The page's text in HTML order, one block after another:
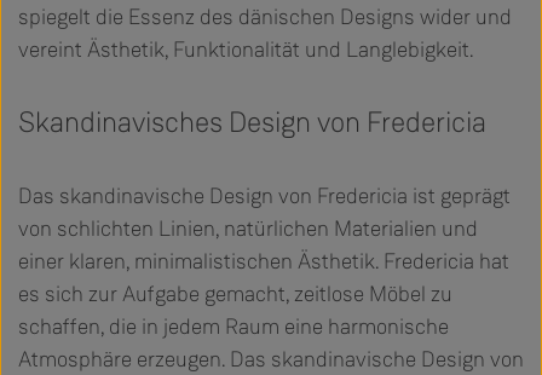
spiegelt die Essenz des dänischen Designs wider und
vereint Ästhetik, Funktionalität und Langlebigkeit.
Skandinavisches Design von Fredericia
Das skandinavische Design von Fredericia ist geprägt
von schlichten Linien, natürlichen Materialien und
einer klaren, minimalistischen Ästhetik. Fredericia hat
es sich zur Aufgabe gemacht, zeitlose Möbel zu
schaffen, die in jedem Raum eine harmonische
Atmosphäre erzeugen. Das skandinavische Design von